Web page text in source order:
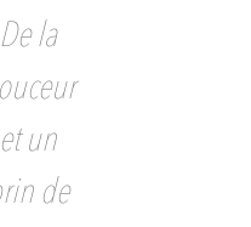
la
un
de